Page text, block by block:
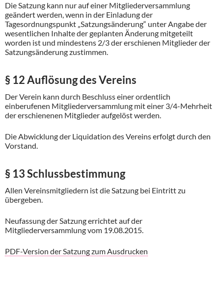
Die Satzung kann nur auf einer Mitgliederversammlung
geändert werden, wenn in der Einladung der
Tagesordnungspunkt „Satzungsänderung“ unter Angabe der
wesentlichen Inhalte der geplanten Änderung mitgeteilt
worden ist und mindestens 2/3 der erschienen Mitglieder der
Satzungsänderung zustimmen.
§ 12 Auflösung des Vereins
Der Verein kann durch Beschluss einer ordentlich
einberufenen Mitgliederversammlung mit einer 3/4-Mehrheit
der erschienenen Mitglieder aufgelöst werden.
Die Abwicklung der Liquidation des Vereins erfolgt durch den
Vorstand.
§ 13 Schlussbestimmung
Allen Vereinsmitgliedern ist die Satzung bei Eintritt zu
übergeben.
Neufassung der Satzung errichtet auf der
Mitgliederversammlung vom 19.08.2015.
PDF-Version der Satzung zum Ausdrucken